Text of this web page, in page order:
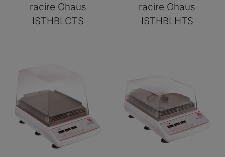
racire Ohaus
ISTHBLCTS
racire Ohaus
ISTHBLHTS